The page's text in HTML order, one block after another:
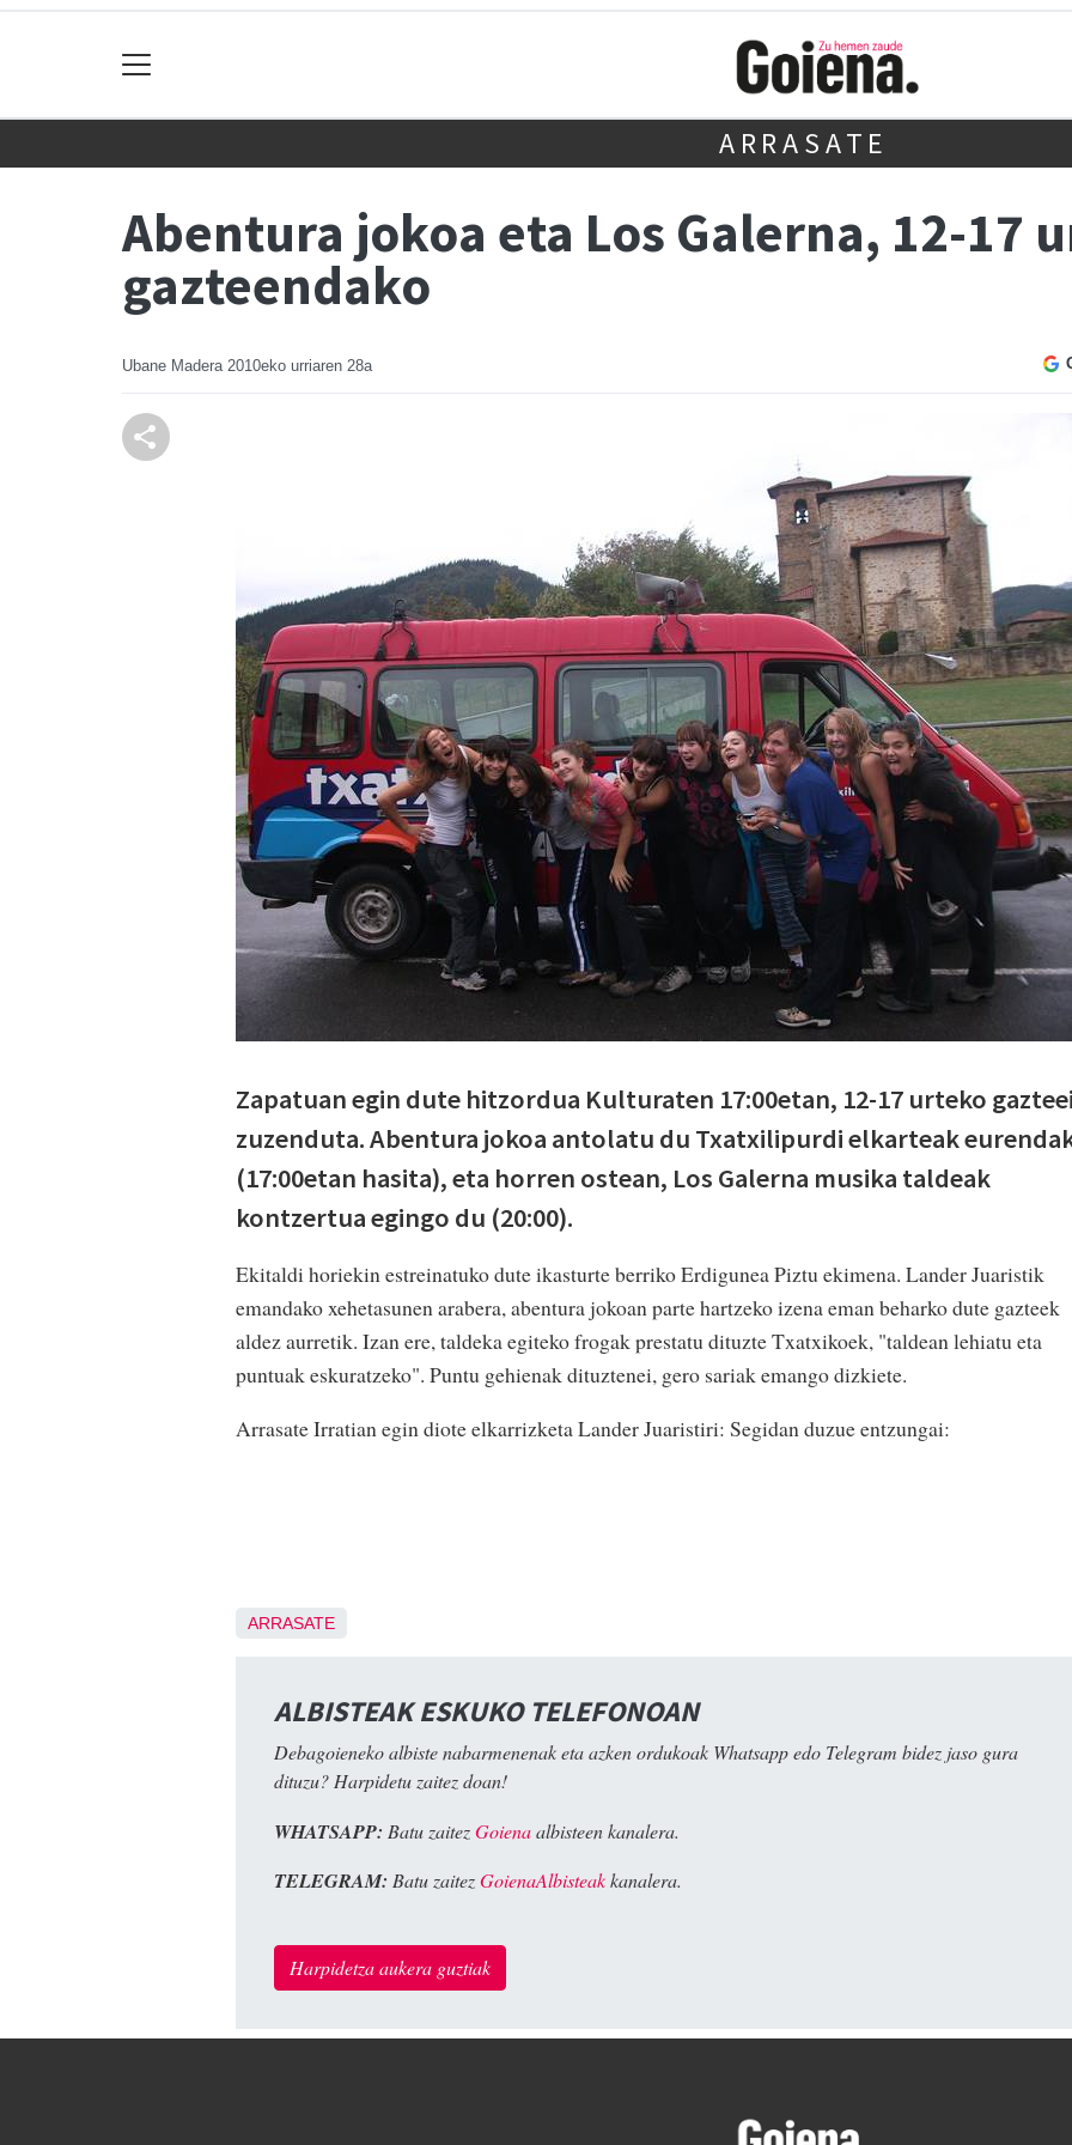
ARRASATE
Abentura jokoa eta Los Galerna, 12-17
gazteendako
Ubane Madera 2010eko urriaren 28a
Zapatuan egin dute hitzordua Kulturaten 17:00etan, 12-17 urteko
zuzenduta. Abentura jokoa antolatu du Txatxilipurdi elkarteak
(17:00etan hasita), eta horren ostean, Los Galerna musika taldeak
kontzertua egingo du (20:00).
Ekitaldi horiekin estreinatuko dute ikasturte berriko Erdigunea Piztu ekimena. Lander Juaristik
emandako xehetasunen arabera, abentura jokoan parte hartzeko izena eman beharko dute gazteek
aldez aurretik. Izan ere, taldeka egiteko frogak prestatu dituzte Txatxikoek, "taldean lehiatu eta
puntuak eskuratzeko". Puntu gehienak dituztenei, gero sariak emango dizkiete.
Arrasate Irratian egin diote elkarrizketa Lander Juaristiri: Segidan duzue entzungai:
ARRASATE
ALBISTEAK ESKUKO TELEFONOAN
Debagoieneko albiste nabarmenenak eta azken ordukoak Whatsapp edo Telegram bidez jaso gura
dituzu? Harpidetu zaitez doan!
WHATSAPP: Batu zaitezGoienaalbisteen kanalera.
TELEGRAM: Batu zaitezGoienaAlbisteakkanalera.
Harpidetza aukera guztiak